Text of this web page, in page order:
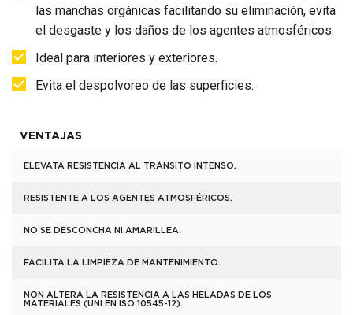
las manchas orgánicas facilitando su eliminación, evita
el desgaste y los daños de los agentes atmosféricos.
Ideal para interiores y exteriores.
Evita el despolvoreo de las superficies.
VENTAJAS
ELEVATA RESISTENCIA AL TRÁNSITO INTENSO.
RESISTENTE A LOS AGENTES ATMOSFÉRICOS.
NO SE DESCONCHA NI AMARILLEA.
FACILITA LA LIMPIEZA DE MANTENIMIENTO.
NON ALTERA LA RESISTENCIA A LAS HELADAS DE LOS
MATERIALES (UNI EN ISO 10545-12).